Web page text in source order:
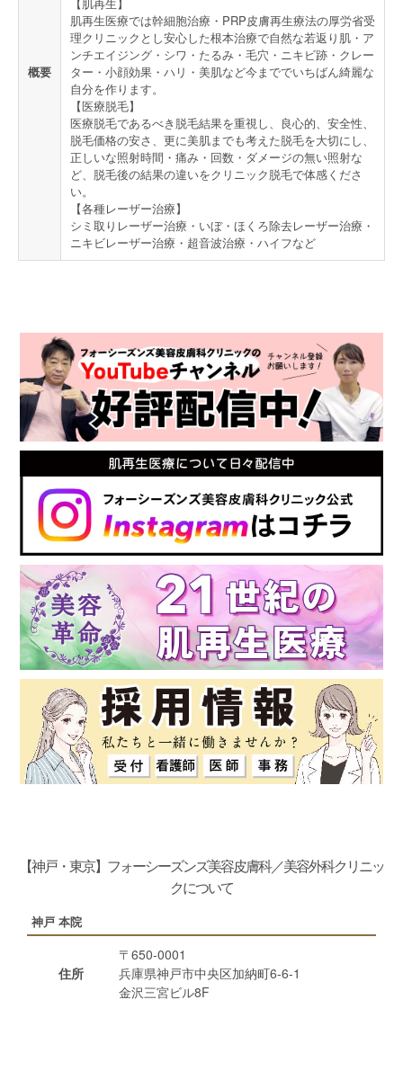
概要
肌再生医療では幹細胞治療・PRP皮膚再生療法の厚労省受
理クリニックとし安心した根本治療で自然な若返り肌・ア
ンチエイジング・シワ・たるみ・毛穴・ニキビ跡・クレー
ター・小顔効果・ハリ・美肌など今まででいちばん綺麗な
自分を作ります。
【医療脱毛】
医療脱毛であるべき脱毛結果を重視し、良心的、安全性、
脱毛価格の安さ、更に美肌までも考えた脱毛を大切にし、
正しいな照射時間・痛み・回数・ダメージの無い照射な
ど、脱毛後の結果の違いをクリニック脱毛で体感くださ
い。
【各種レーザー治療】
シミ取りレーザー治療・いぼ・ほくろ除去レーザー治療・
ニキビレーザー治療・超音波治療・ハイフなど
【神戸・東京】フォーシーズンズ美容皮膚科／美容外科クリニッ
クについて
神戸 本院
住所
〒650-0001
兵庫県神戸市中央区加納町6-6-1
金沢三宮ビル8F